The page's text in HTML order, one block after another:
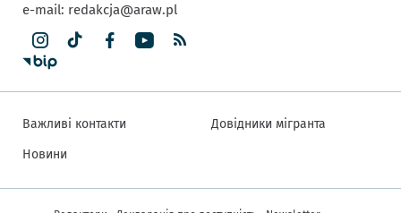
e-mail: redakcja@araw.pl
Важливі контакти
Новини
Довідники мігранта
Інша інформація